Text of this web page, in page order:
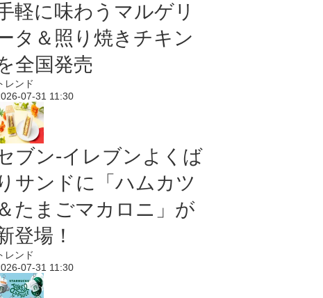
軽に味わうマルゲリ
タ＆照り焼きチキン
全国発売
レンド
07-31 11:30
ブン‐イレブンよくば
りサンドに「ハムカツ
たまごマカロニ」が
登場！
レンド
07-31 11:30